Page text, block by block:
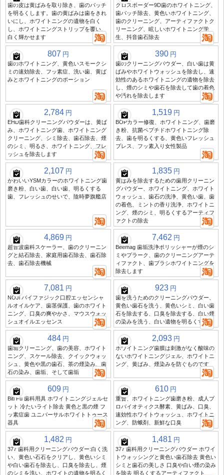
歯の皮は黄ばみを取り除き、歯のパッチ
を明るくします。歯の黄ばみは歯をきれ
いにし、ホワイトニングの遺物を白く
し、ホワイトニングストリップを覆い、
白く輝かせます
クロスボーダー9D歯のホワイトニング、
歯パッチ除去、黄色いホワイトニング、
歯のクリーニング、アーティファクトク
リーニング、眩しいホワイトニング学
生、抖音歯石除去
807 円
歯のホワイトニング、黄色いスモークシ
ミの速効除去、フッ素症、洗い歯、黄ば
みとホワイトニングのポーション
390 円
歯のクリーニングパウダー、白い歯は黄
ばみやホワイトウォッシュを除去し、速
効性のあるホワイトニングの遺物を除去
し、煙のシミや歯石を除去して歯の着色
や汚れを除去します
2,784 円
EHD歯科クリーニングパウダーは、黄ば
み、ホワイトニング歯、ホワイトニング
クリーニング、シミ除去、歯石除去、煙
のシミ、明るさ、ホワイトニング、フレ
ッシュを除去します
1,519 円
BOPカラー修復、ホワイトニング、歯磨
き粉、抗菌ペプチドホワイトニング除
去、歯を明るくする、黄色いフレッシュ
ブレス、フッ素入り女性製品
2,107 円
かわいいYSMカラーのホワイトニング歯
磨き粉、白い歯、白い歯、明るくする
歯、フレッシュのせいで、陰時夢旗艦店
1,835 円
黄ばみを除去するための歯用クリーニン
グパウダー、ホワイトニング、ホワイト
ウォッシュ、歯石の洗浄、黄色い歯、歯
の着色、ミントの香り洗浄、ホワイトニ
ング、煙のシミ、明るくするアーティフ
ァクトの除去
4,869 円
超音波歯科スケーラー、歯のクリーニン
グと結石除去、家庭用歯石除去、歯石除
去、歯石除去機械
7,462 円
Beemag 歯垢洗浄ポリッシャーが煙のシ
ミやプラーク、歯のクリーニングアーテ
ィファクト、歯ブラシホワイトニングを
除去します
7,081 円
NOJi バイファジック口腔エッセンシャ
ルオイルケア、歯茎保護、歯のホワイト
ニング、口臭の爽やかさ、マウスウォッ
シュオイルエッセンス
923 円
歯を洗うためのクリーニングパウダー、
黄色い歯石を洗う、黄色いシミ、白い歯
石を除去する、口臭を除去する、白い煙
の染みを洗う、白い遺物を明るくする
484 円
歯垢クリーニング、歯の美容、ホワイト
ニング、スケール除去、クイックウォッ
シュ、黄色や黒の歯石、茶の煙染み、歯
石の染み、歯垢、そして歯垢
2,093 円
ホワイトニング歯膜は刺激がなく酸味の
ないホワイトニングジェル、ホワイトニ
ング、黄ばみ、煙染みを防ぐものです
609 円
Biti Fu 歯科用具 ホワイトニングジェルセ
ット 冷たいライト除去 黄色と黒の煙 フ
ッ素症歯 ユニバーサルホワイトトゥース
器具
610 円
重曹、ホワイトニング歯磨き粉、成人プ
ロバイオティクス酵素、黄ばみ、口臭、
速効性ホワイトウォッシュ、ホワイトニ
ング、防蛾剤、新鮮な口臭
1,482 円
377 歯科用クリーニングパウダー:白く洗
い、黄色い石石をクリアし、黄色いシミ
や白い歯石を除去し、口臭を除去し、煙
のシミを洗い、ホワイトの遺物を明るく
1,481 円
377 歯科用クリーニングパウダー ホワイ
トウォッシングと黄色い歯石除去 黄色い
シミと歯石の美しさ 口臭や白い煙の染み
を除去 明るくするアーティファクト